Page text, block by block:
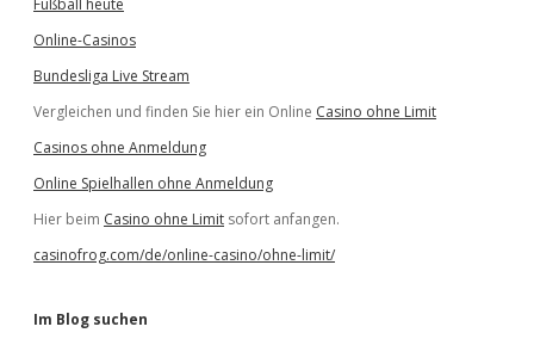
Fußball heute
Online-Casinos
Bundesliga Live Stream
Vergleichen und finden Sie hier ein Online Casino ohne Limit
Casinos ohne Anmeldung
Online Spielhallen ohne Anmeldung
Hier beim Casino ohne Limit sofort anfangen.
casinofrog.com/de/online-casino/ohne-limit/
Im Blog suchen